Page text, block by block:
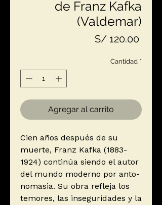
de Franz Kafka
(Valdemar)
S/ 120.00Precio
Cantidad *
Agregar al carrito
Cien años después de su
muerte, Franz Kafka (1883-
1924) continúa siendo el autor
del mundo moderno por an­to­
nomasia. Su obra refleja los
temores, las inseguridades y la